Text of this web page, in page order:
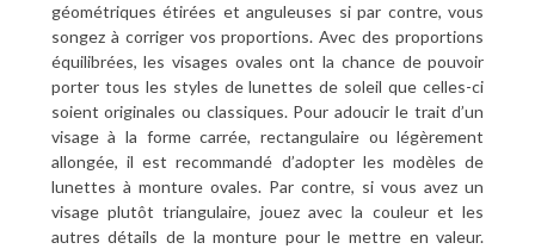
géométriques étirées et anguleuses si par contre, vous
songez à corriger vos proportions. Avec des proportions
équilibrées, les visages ovales ont la chance de pouvoir
porter tous les styles de lunettes de soleil que celles-ci
soient originales ou classiques. Pour adoucir le trait d’un
visage à la forme carrée, rectangulaire ou légèrement
allongée, il est recommandé d’adopter les modèles de
lunettes à monture ovales. Par contre, si vous avez un
visage plutôt triangulaire, jouez avec la couleur et les
autres détails de la monture pour le mettre en valeur.